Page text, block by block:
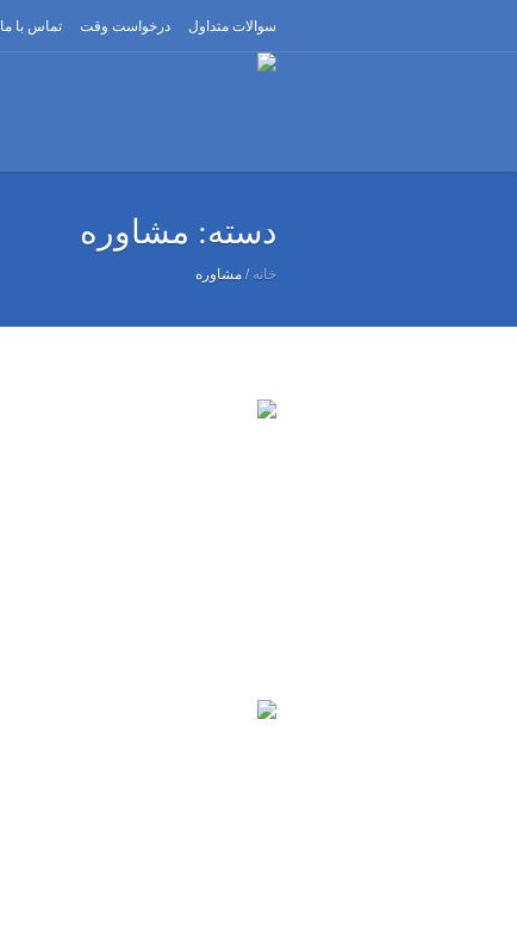
سوالات متداول درخواست وقت تماس با ما
دسته: مشاوره
خانه / مشاوره